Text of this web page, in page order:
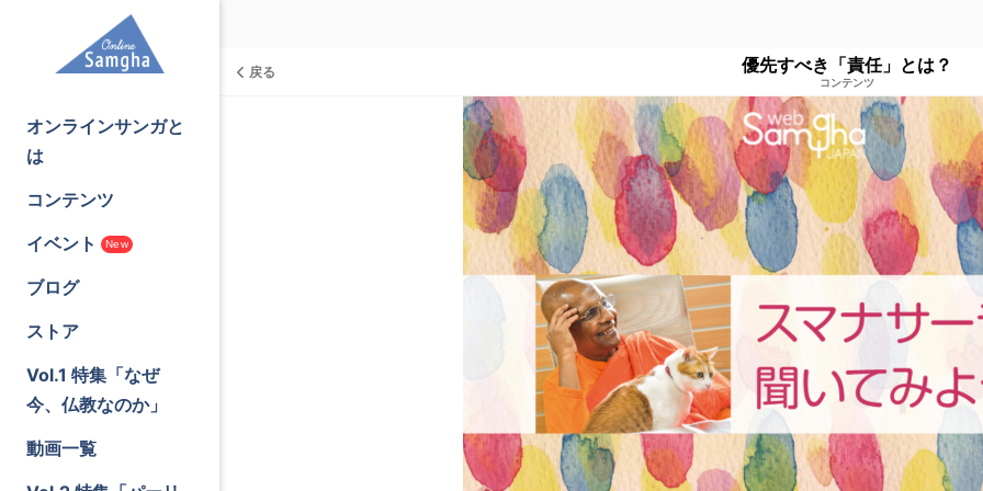
オンラインサンガと
は
コンテンツ
イベント
New
ブログ
ストア
Vol.1 特集「なぜ
今、仏教なのか」
動画一覧
戻る 優先すべき「責任」とは？
コンテンツ